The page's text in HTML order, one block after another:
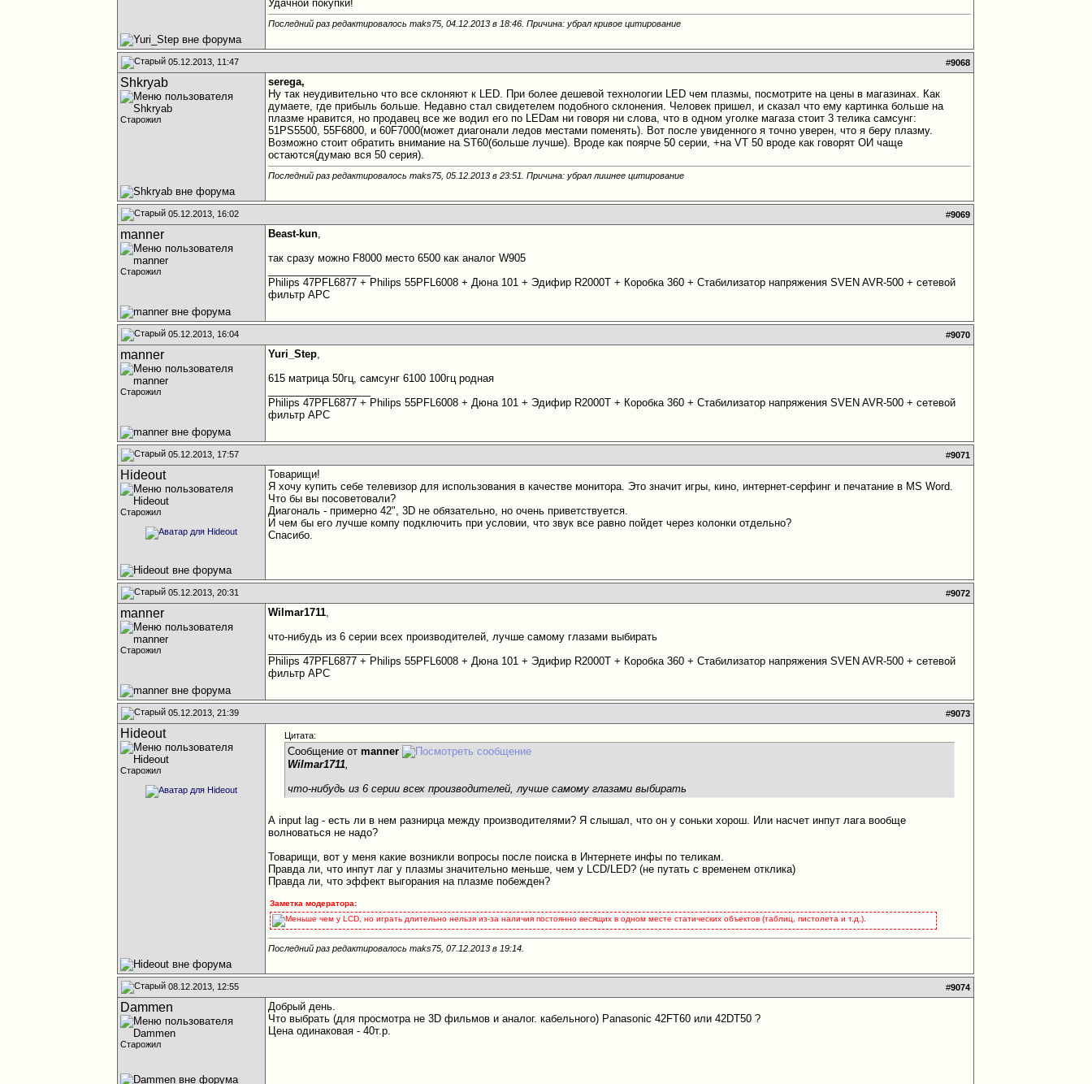
Удачной покупки!
Последний раз редактировалось maks75, 04.12.2013 в 18:46 . Причина: убрал кривое цитирование
05.12.2013, 11:47 #9068
Shkryab
Старожил
serega,
Ну так неудивительно что все склоняют к LED. При более дешевой технологии LED чем плазмы, посмотрите на цены в магазинах. Как
думаете, где прибыль больше. Недавно стал свидетелем подобного склонения. Человек пришел, и сказал что ему картинка больше на
плазме нравится, но продавец все же водил его по LEDам ни говоря ни слова, что в одном уголке магаза стоит 3 телика самсунг:
51PS5500, 55F6800, и 60F7000(может диагонали ледов местами поменять). Вот после увиденного я точно уверен, что я беру плазму.
Возможно стоит обратить внимание на ST60(больше лучше). Вроде как поярче 50 серии, +на VT 50 вроде как говорят ОИ чаще
остаются(думаю вся 50 серия).
Последний раз редактировалось maks75, 05.12.2013 в23:51 . Причина: убрал лишнее цитирование
05.12.2013, 16:02 #9069
manner
Старожил
Beast-kun,
так сразу можно F8000 место 6500 как аналог W905
Philips 47PFL6877 + Philips 55PFL6008 + Дюна 101 + Эдифир R2000T + Коробка 360 + Стабилизатор напряжения SVEN AVR-500 + сетевой
фильтр APC
05.12.2013, 16:04 #9070
manner
Старожил
Yuri_Step,
615 матрица 50гц, самсунг 6100 100гц родная
Philips 47PFL6877 + Philips 55PFL6008 + Дюна 101 + Эдифир R2000T + Коробка 360 + Стабилизатор напряжения SVEN AVR-500 + сетевой
фильтр APC
05.12.2013, 17:57 #9071
Hideout
Старожил
Товарищи!
Я хочу купить себе телевизор для использования в качестве монитора. Это значит игры, кино, интернет-серфинг и печатание в MS Word.
Что бы вы посоветовали?
Диагональ - примерно 42", 3D не обязательно, но очень приветствуется.
И чем бы его лучше компу подключить при условии, что звук все равно пойдет через колонки отдельно?
Спасибо.
05.12.2013, 20:31 #9072
manner
Старожил
Wilmar1711,
что-нибудь из 6 серии всех производителей, лучше самому глазами выбирать
Philips 47PFL6877 + Philips 55PFL6008 + Дюна 101 + Эдифир R2000T + Коробка 360 + Стабилизатор напряжения SVEN AVR-500 + сетевой
фильтр APC
05.12.2013, 21:39 #9073
Hideout
Старожил
Цитата:
Сообщение отmanner
Wilmar1711,
что-нибудь из 6 серии всех производителей, лучше самому глазами выбирать
А input lag - есть ли в нем разнирца между производителями? Я слышал, что он у соньки хорош. Или насчет инпут лага вообще
волноваться не надо?
Товарищи, вот у меня какие возникли вопросы после поиска в Интернете инфы по теликам.
Правда ли, что инпут лаг у плазмы значительно меньше, чем у LCD/LED? (не путать с временем отклика)
Правда ли, что эффект выгорания на плазме побежден?
Заметка модератора:
Меньше чем у LCD, но играть длительно нельзя из-за наличия постоянно весящих в одном месте статических объектов (таблиц, пистолета и т.д.).
Последний раз редактировалось maks75, 07.12.2013 в 19:14
08.12.2013, 12:55 #9074
Dammen
Старожил
Добрый день.
Что выбрать (для просмотра не 3D фильмов и аналог. кабельного) Panasonic 42FT60 или 42DT50 ?
Цена одинаковая - 40т.р.